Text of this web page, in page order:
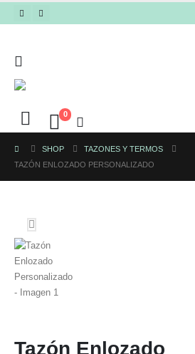
0
SHOP
TAZONES Y TERMOS
TAZÓN ENLOZADO PERSONALIZADO
Tazón Enlozado